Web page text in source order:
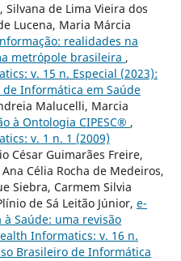
de Lima Vieira dos
Lucena, Maria Márcia
realidades na
metrópole brasileira ,
v. 15 n. Especial (2023):
de Informática em Saúde
Malucelli, Marcia
à Ontologia CIPESC® ,
v. 1 n. 1 (2009)
César Guimarães Freire,
Célia Rocha de Medeiros,
Siebra, Carmem Silvia
de Sá Leitão Júnior, e-
à Saúde: uma revisão
Informatics: v. 16 n.
Brasileiro de Informática